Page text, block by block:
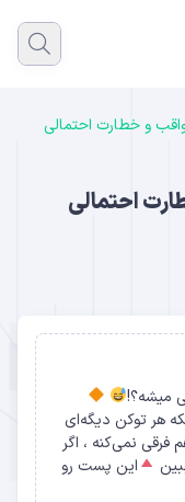
و خطارت احتمالی
احتمالی
میشه؟!
هر توکن دیگه‌ای
نمی‌کنه ، اگر
این پست رو